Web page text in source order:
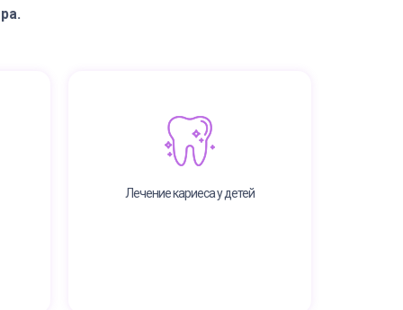
Лечение кариеса у детей